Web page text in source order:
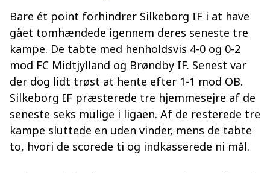
Bare ét point forhindrer Silkeborg IF i at have
gået tomhændede igennem deres seneste tre
kampe. De tabte med henholdsvis 4-0 og 0-2
mod FC Midtjylland og Brøndby IF. Senest var
der dog lidt trøst at hente efter 1-1 mod OB.
Silkeborg IF præsterede tre hjemmesejre af de
seneste seks mulige i ligaen. Af de resterede tre
kampe sluttede en uden vinder, mens de tabte
to, hvori de scorede ti og indkasserede ni mål.